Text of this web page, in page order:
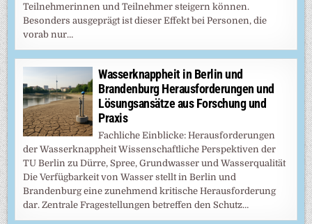
Teilnehmerinnen und Teilnehmer steigern können.
Besonders ausgeprägt ist dieser Effekt bei Personen, die
vorab nur…
Wasserknappheit in Berlin und
Brandenburg Herausforderungen und
Lösungsansätze aus Forschung und
Praxis
Fachliche Einblicke: Herausforderungen
der Wasserknappheit Wissenschaftliche Perspektiven der
TU Berlin zu Dürre, Spree, Grundwasser und Wasserqualität
Die Verfügbarkeit von Wasser stellt in Berlin und
Brandenburg eine zunehmend kritische Herausforderung
dar. Zentrale Fragestellungen betreffen den Schutz…